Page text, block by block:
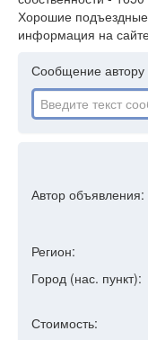
Хорошие
информация на
Сообщение автору
Автор объявления:
Регион:
Город (нас. пункт):
Стоимость: